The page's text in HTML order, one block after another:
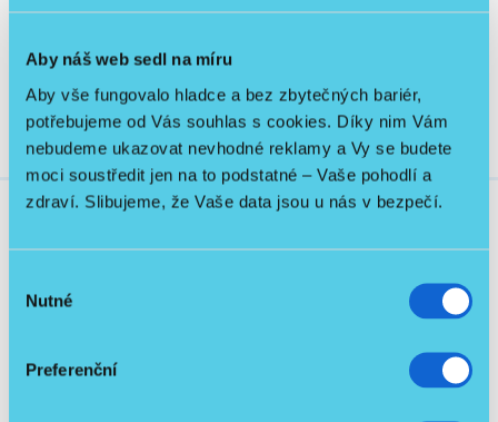
Aby náš web sedl na míru
Aby vše fungovalo hladce a bez zbytečných bariér,
potřebujeme od Vás souhlas s cookies. Díky nim Vám
nebudeme ukazovat nevhodné reklamy a Vy se budete
moci soustředit jen na to podstatné – Vaše pohodlí a
zdraví. Slibujeme, že Vaše data jsou u nás v bezpečí.
souhlasu
Nutné
Preferenční
Související produkty
Skladem
Nový produkt